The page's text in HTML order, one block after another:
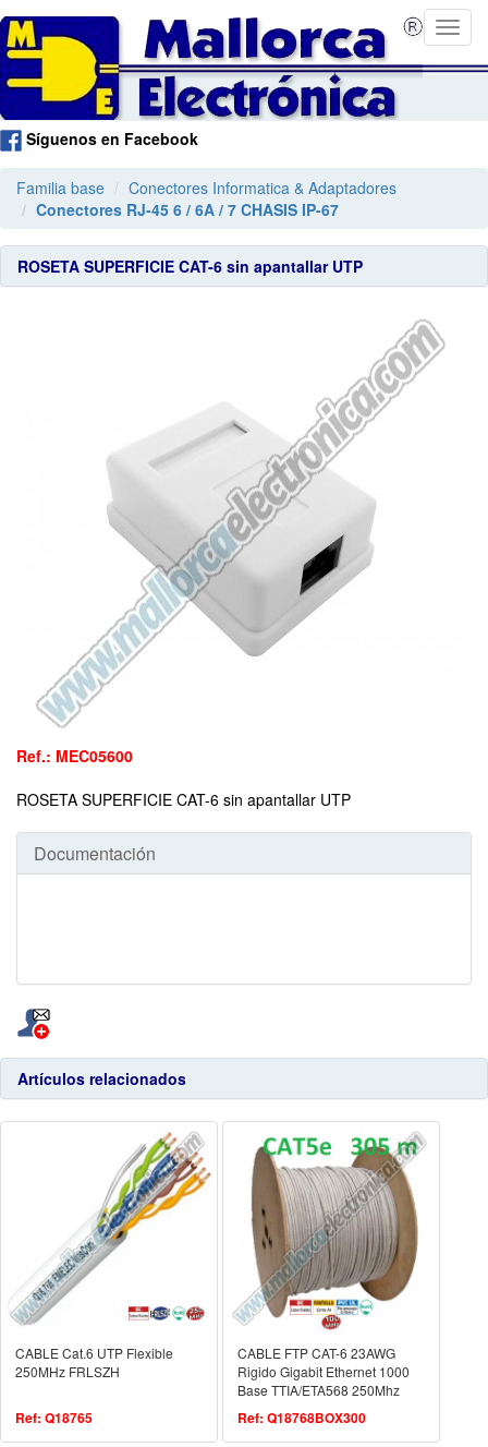
Síguenos en Facebook
Familia base
Conectores Informatica & Adaptadores
Conectores RJ-45 6 / 6A / 7 CHASIS IP-67
ROSETA SUPERFICIE CAT-6 sin apantallar UTP
Ref.: MEC05600
ROSETA SUPERFICIE CAT-6 sin apantallar UTP
Documentación
Artículos relacionados
CABLE Cat.6 UTP Flexible
250MHz FRLSZH
Ref: Q18765
CABLE FTP CAT-6 23AWG
Rigido Gigabit Ethernet 1000
Base TTIA/ETA568 250Mhz
Ref: Q18768BOX300